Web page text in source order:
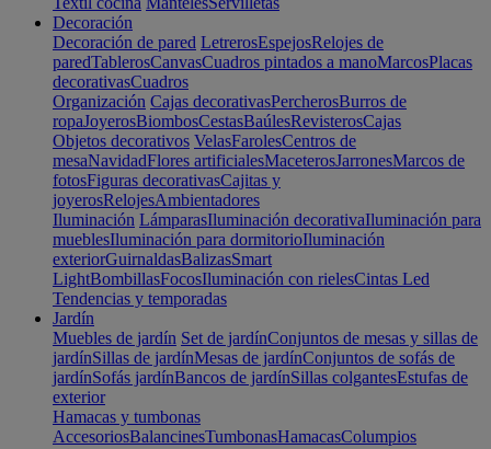
Decoración
Decoración de pared LetrerosEspejosRelojes de
paredTablerosCanvasCuadros pintados a manoMarcosPlacas
decorativasCuadros
Organización Cajas decorativasPercherosBurros de
ropaJoyerosBiombosCestasBaúlesRevisterosCajas
Objetos decorativos VelasFarolesCentros de
mesaNavidadFlores artificialesMaceterosJarronesMarcos de
fotosFiguras decorativasCajitas y
joyerosRelojesAmbientadores
Iluminación LámparasIluminación decorativaIluminación para
mueblesIluminación para dormitorioIluminación
exteriorGuirnaldasBalizasSmart
LightBombillasFocosIluminación con rielesCintas Led
Tendencias y temporadas
Jardín
Muebles de jardín Set de jardínConjuntos de mesas y sillas de
jardínSillas de jardínMesas de jardínConjuntos de sofás de
jardínSofás jardínBancos de jardínSillas colgantesEstufas de
exterior
Hamacas y tumbonas
AccesoriosBalancinesTumbonasHamacasColumpios